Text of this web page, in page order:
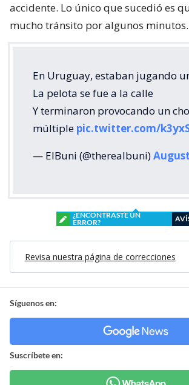
accidente. Lo único que sucedió es
mucho tránsito por algunos minutos.
En Uruguay, estaban jugando
La pelota se fue a la calle
Y terminaron provocando un
múltiple pic.twitter.com/
— ElBuni (@therealbuni)
¿ENCONTRASTE UN
ERROR?
Revisa nuestra página de correcciones
Síguenos en:
Suscríbete en: